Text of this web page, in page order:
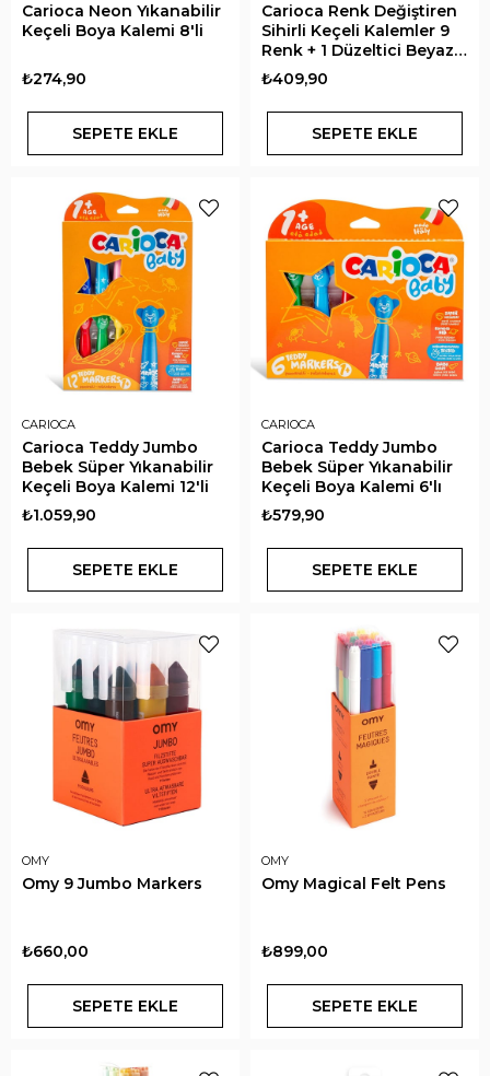
Carioca Neon Yıkanabilir
Keçeli Boya Kalemi 8'li
₺274,90
SEPETE EKLE
Carioca Renk Değiştiren
Sihirli Keçeli Kalemler 9
Renk + 1 Düzeltici Beyaz
Kalem
₺409,90
SEPETE EKLE
CARIOCA
Carioca Teddy Jumbo
Bebek Süper Yıkanabilir
Keçeli Boya Kalemi 12'li
₺1.059,90
SEPETE EKLE
CARIOCA
Carioca Teddy Jumbo
Bebek Süper Yıkanabilir
Keçeli Boya Kalemi 6'lı
₺579,90
SEPETE EKLE
OMY
Omy 9 Jumbo Markers
₺660,00
SEPETE EKLE
OMY
Omy Magical Felt Pens
₺899,00
SEPETE EKLE